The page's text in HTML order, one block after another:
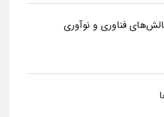
فناوری و نوآوری